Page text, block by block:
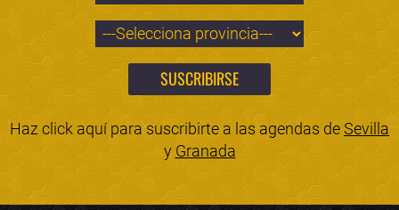
Haz click aquí para suscribirte a las agendas deSevilla
y Granada